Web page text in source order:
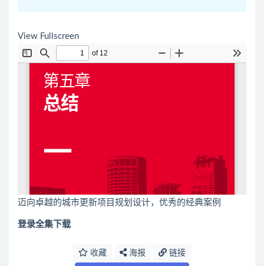
View Fullscreen
迈向卓越的城市更新项目规划设计，优秀的经典案例
登录全集下载
收藏 海报 链接